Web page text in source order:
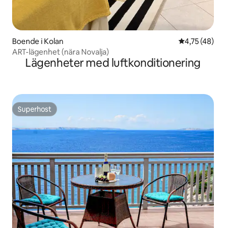
Boende i Kolan 4,75 av 5 i
4,75 (48)
ART-lägenhet (nära Novalja)
Lägenheter med luftkonditionering
Superhost
Superhost